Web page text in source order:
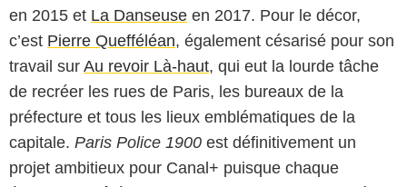
en 2015 et La Danseuse en 2017. Pour le décor,
c’est Pierre Quefféléan, également césarisé pour son
travail sur Au revoir Là-haut, qui eut la lourde tâche
de recréer les rues de Paris, les bureaux de la
préfecture et tous les lieux emblématiques de la
capitale. Paris Police 1900 est définitivement un
projet ambitieux pour Canal+ puisque chaque